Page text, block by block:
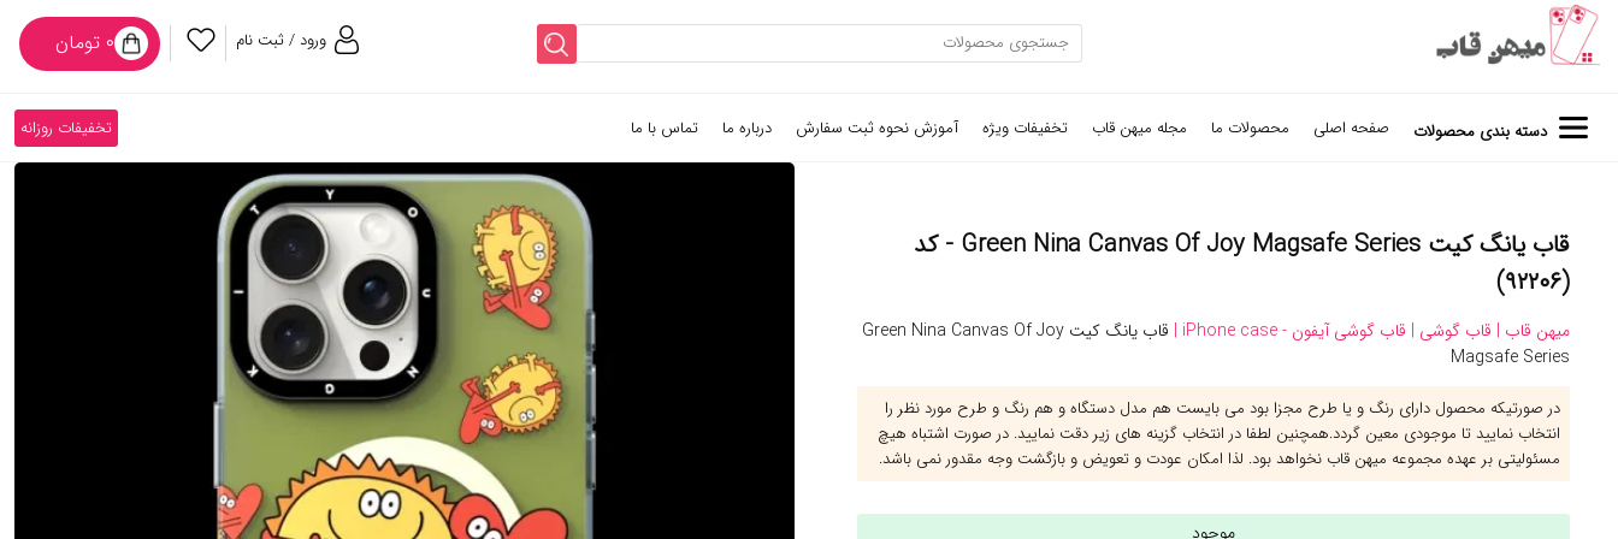
ورود / ثبت نام ۰ تومان
دسته بندی محصولات صفحه اصلی محصولات ما مجله میهن قاب تخفیفات ویژه آموزش نحوه ثبت سفارش درباره ما تماس با ما تخفیفات روزانه
قاب یانگ کیت Green Nina Canvas Of Joy Magsafe Series - کد
(۹۲۲۰۶)
میهن قاب | قاب گوشی | قاب گوشی آیفون - iPhone case |
قاب یانگ کیت Green Nina Canvas Of Joy
Magsafe Series
در صورتیکه محصول دارای رنگ و یا طرح مجزا بود می بایست هم مدل دستگاه و هم رنگ و طرح مورد نظر را
انتخاب نمایید تا موجودی معین گردد.همچنین لطفا در انتخاب گزینه های زیر دقت نمایید. در صورت اشتباه هیچ
مسئولیتی بر عهده مجموعه میهن قاب نخواهد بود. لذا امکان عودت و تعویض و بازگشت وجه مقدور نمی باشد.
موجود